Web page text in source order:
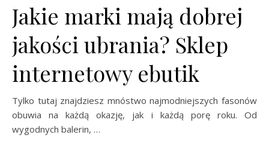
Jakie marki mają dobrej
jakości ubrania? Sklep
internetowy ebutik
Tylko tutaj znajdziesz mnóstwo najmodniejszych fasonów
obuwia na każdą okazję, jak i każdą porę roku. Od
wygodnych balerin, …